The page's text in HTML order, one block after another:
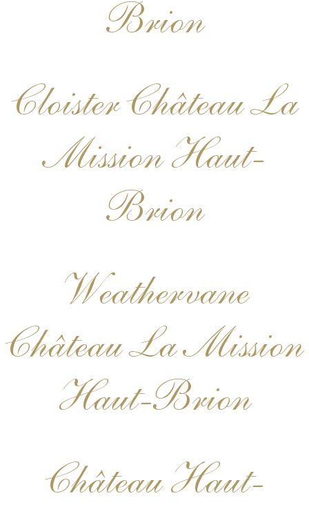
Brion
Cloister Château La
Mission Haut-
Brion
Weathervane
Château La Mission
Haut-Brion
Château Haut-